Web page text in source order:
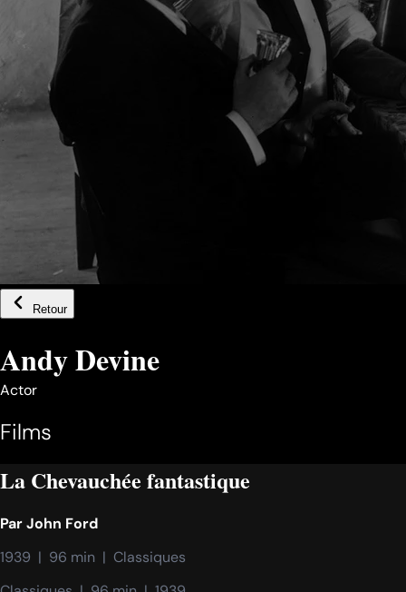
Retour
Andy Devine
Actor
Films
La Chevauchée fantastique
ParJohn Ford
1939  |  96 min  |  Classiques